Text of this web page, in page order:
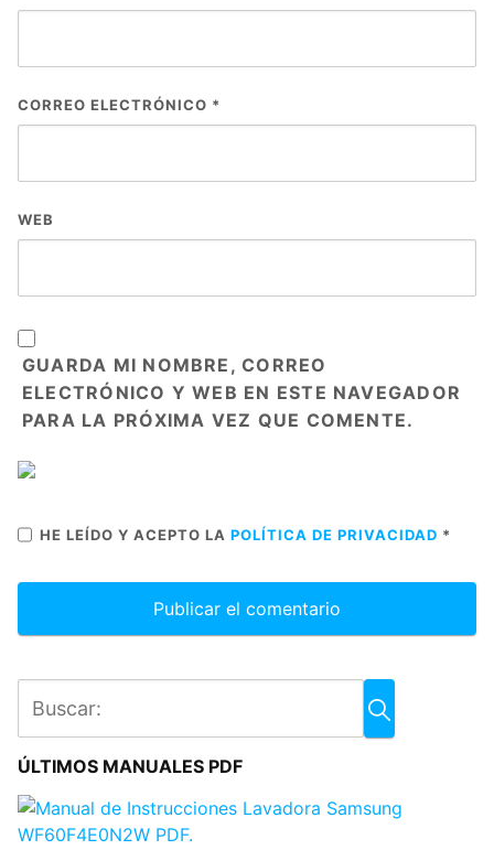
CORREO ELECTRÓNICO *
WEB
GUARDA MI NOMBRE, CORREO
ELECTRÓNICO Y WEB EN ESTE NAVEGADOR
PARA LA PRÓXIMA VEZ QUE COMENTE.
HE LEÍDO Y ACEPTO LA POLÍTICA DE PRIVACIDAD *
ÚLTIMOS MANUALES PDF